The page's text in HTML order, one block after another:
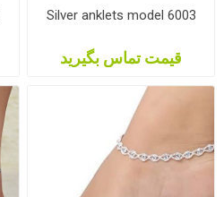
Silver anklets model 6003
قیمت تماس بگیرید